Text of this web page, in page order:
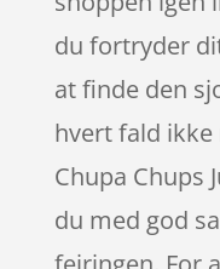
du fortryder
at finde den
hvert fald ikke
Chupa Chups
du med god